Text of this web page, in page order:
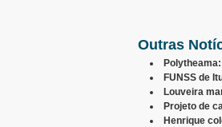
Outras
FUNSS de
Louveira
Projeto de
Henrique